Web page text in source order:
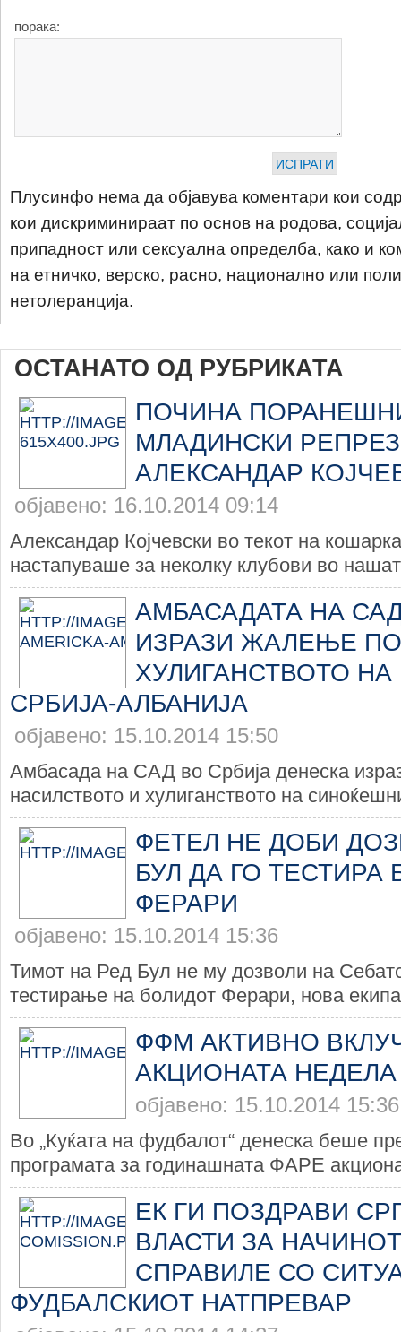
порака:
Плусинфо нема да објавува коментари кои
кои дискриминираат по основ на родова,
припадност или сексуална определба, како и
на етничко, верско, расно, национално или
нетолеранција.
ОСТАНАТО ОД РУБРИКАТА
ПОЧИНА
МЛАДИНСКИ
АЛЕКСАНДАР
објавено: 16.10.2014 09:14
Александар Којчевски во текот на
настапуваше за неколку клубови во
AМБАСАДАТА НА
ИЗРАЗИ ЖАЛЕЊЕ
ХУЛИГАНСТВОТО
СРБИЈА-АЛБАНИЈА
објавено: 15.10.2014 15:50
Амбасада на САД во Србија денеска
насилството и хулиганството на
ФЕТЕЛ НЕ ДОБИ
БУЛ ДА ГО ТЕСТИРА
ФЕРАРИ
објавено: 15.10.2014 15:36
Тимот на Ред Бул не му дозволи на
тестирање на болидот Ферари, нова
ФФМ АКТИВНО
АКЦИОНАТА НЕДЕЛА
објавено: 15.10.2014 15:36
Во „Куќата на фудбалот“ денеска беше
програмата за годинашната ФАРЕ
ЕК ГИ ПОЗДРАВИ
ВЛАСТИ ЗА
СПРАВИЛЕ СО
ФУДБАЛСКИОТ НАТПРЕВАР